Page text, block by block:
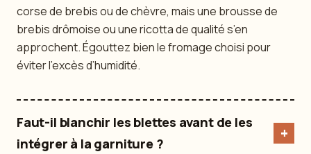
corse de brebis ou de chèvre, mais une brousse de
brebis drômoise ou une ricotta de qualité s’en
approchent. Égouttez bien le fromage choisi pour
éviter l’excès d’humidité.
Faut-il blanchir les blettes avant de les
intégrer à la garniture ?